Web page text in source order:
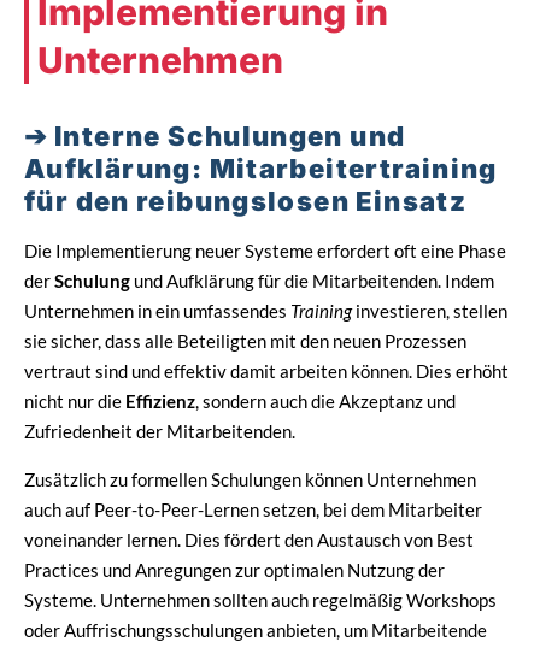
Implementierung in
Unternehmen
Interne Schulungen und
Aufklärung: Mitarbeitertraining
für den reibungslosen Einsatz
Die Implementierung neuer Systeme erfordert oft eine Phase
derSchulung und Aufklärung für die Mitarbeitenden. Indem
Unternehmen in ein umfassendes Traininginvestieren, stellen
sie sicher, dass alle Beteiligten mit den neuen Prozessen
vertraut sind und effektiv damit arbeiten können. Dies erhöht
nicht nur die Effizienz, sondern auch die Akzeptanz und
Zufriedenheit der Mitarbeitenden.
Zusätzlich zu formellen Schulungen können Unternehmen
auch auf Peer-to-Peer-Lernen setzen, bei dem Mitarbeiter
voneinander lernen. Dies fördert den Austausch von Best
Practices und Anregungen zur optimalen Nutzung der
Systeme. Unternehmen sollten auch regelmäßig Workshops
oder Auffrischungsschulungen anbieten, um Mitarbeitende